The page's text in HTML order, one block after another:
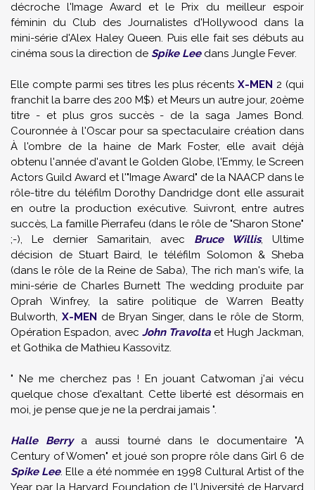
décroche l'Image Award et le Prix du meilleur espoir
féminin du Club des Journalistes d'Hollywood dans la
mini-série d'Alex Haley Queen. Puis elle fait ses débuts au
cinéma sous la direction de Spike Leedans Jungle Fever.
Elle compte parmi ses titres les plus récents X-MEN 2 (qui
franchit la barre des 200 M$) et Meurs un autre jour, 20ème
titre - et plus gros succès - de la saga James Bond.
Couronnée à l'Oscar pour sa spectaculaire création dans
À l'ombre de la haine de Mark Foster, elle avait déjà
obtenu l'année d'avant le Golden Globe, l'Emmy, le Screen
Actors Guild Award et l'"Image Award" de la NAACP dans le
rôle-titre du téléfilm Dorothy Dandridge dont elle assurait
en outre la production exécutive. Suivront, entre autres
succès, La famille Pierrafeu (dans le rôle de "Sharon Stone"
;-), Le dernier Samaritain, avec Bruce Willis, Ultime
décision de Stuart Baird, le téléfilm Solomon & Sheba
(dans le rôle de la Reine de Saba), The rich man's wife, la
mini-série de Charles Burnett The wedding produite par
Oprah Winfrey, la satire politique de Warren Beatty
Bulworth, X-MEN de Bryan Singer, dans le rôle de Storm,
Opération Espadon, avec John Travolta et Hugh Jackman,
et Gothika de Mathieu Kassovitz.
" Ne me cherchez pas ! En jouant Catwoman j'ai vécu
quelque chose d'exaltant. Cette liberté est désormais en
moi, je pense que je ne la perdrai jamais ".
Halle Berrya aussi tourné dans le documentaire "A
Century of Women" et joué son propre rôle dans Girl 6 de
Spike Lee. Elle a été nommée en 1998 Cultural Artist of the
Year par la Harvard Foundation de l'Université de Harvard